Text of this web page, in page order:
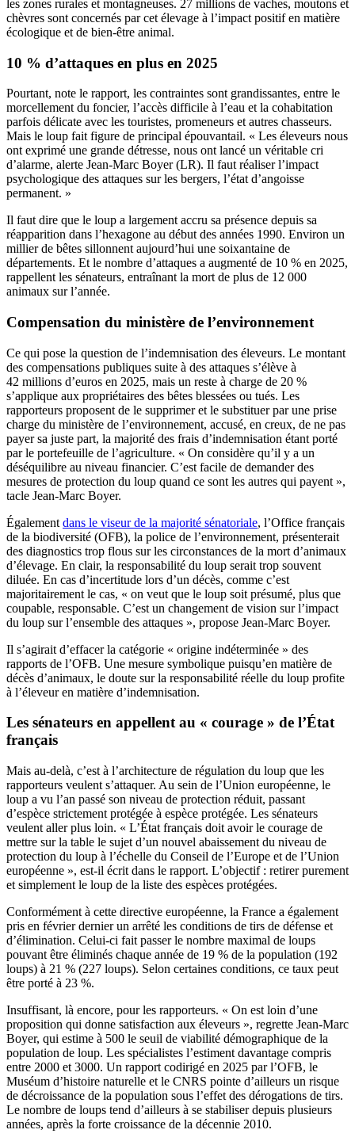
les zones rurales et montagneuses. 27 millions de vaches, moutons et
chèvres sont concernés par cet élevage à l’impact positif en matière
écologique et de bien-être animal.
10 % d’attaques en plus en 2025
Pourtant, note le rapport, les contraintes sont grandissantes, entre le
morcellement du foncier, l’accès difficile à l’eau et la cohabitation
parfois délicate avec les touristes, promeneurs et autres chasseurs.
Mais le loup fait figure de principal épouvantail. « Les éleveurs nous
ont exprimé une grande détresse, nous ont lancé un véritable cri
d’alarme, alerte Jean-Marc Boyer (LR). Il faut réaliser l’impact
psychologique des attaques sur les bergers, l’état d’angoisse
permanent. »
Il faut dire que le loup a largement accru sa présence depuis sa
réapparition dans l’hexagone au début des années 1990. Environ un
millier de bêtes sillonnent aujourd’hui une soixantaine de
départements. Et le nombre d’attaques a augmenté de 10 % en 2025,
rappellent les sénateurs, entraînant la mort de plus de 12 000
animaux sur l’année.
Compensation du ministère de l’environnement
Ce qui pose la question de l’indemnisation des éleveurs. Le montant
des compensations publiques suite à des attaques s’élève à
42 millions d’euros en 2025, mais un reste à charge de 20 %
s’applique aux propriétaires des bêtes blessées ou tués. Les
rapporteurs proposent de le supprimer et le substituer par une prise
charge du ministère de l’environnement, accusé, en creux, de ne pas
payer sa juste part, la majorité des frais d’indemnisation étant porté
par le portefeuille de l’agriculture. « On considère qu’il y a un
déséquilibre au niveau financier. C’est facile de demander des
mesures de protection du loup quand ce sont les autres qui payent »,
tacle Jean-Marc Boyer.
Également dans le viseur de la majorité sénatoriale, l’Office français
de la biodiversité (OFB), la police de l’environnement, présenterait
des diagnostics trop flous sur les circonstances de la mort d’animaux
d’élevage. En clair, la responsabilité du loup serait trop souvent
diluée. En cas d’incertitude lors d’un décès, comme c’est
majoritairement le cas, « on veut que le loup soit présumé, plus que
coupable, responsable. C’est un changement de vision sur l’impact
du loup sur l’ensemble des attaques », propose Jean-Marc Boyer.
Il s’agirait d’effacer la catégorie « origine indéterminée » des
rapports de l’OFB. Une mesure symbolique puisqu’en matière de
décès d’animaux, le doute sur la responsabilité réelle du loup profite
à l’éleveur en matière d’indemnisation.
Les sénateurs en appellent au « courage » de l’État
français
Mais au-delà, c’est à l’architecture de régulation du loup que les
rapporteurs veulent s’attaquer. Au sein de l’Union européenne, le
loup a vu l’an passé son niveau de protection réduit, passant
d’espèce strictement protégée à espèce protégée. Les sénateurs
veulent aller plus loin. « L’État français doit avoir le courage de
mettre sur la table le sujet d’un nouvel abaissement du niveau de
protection du loup à l’échelle du Conseil de l’Europe et de l’Union
européenne », est-il écrit dans le rapport. L’objectif : retirer purement
et simplement le loup de la liste des espèces protégées.
Conformément à cette directive européenne, la France a également
pris en février dernier un arrêté les conditions de tirs de défense et
d’élimination. Celui-ci fait passer le nombre maximal de loups
pouvant être éliminés chaque année de 19 % de la population (192
loups) à 21 % (227 loups). Selon certaines conditions, ce taux peut
être porté à 23 %.
Insuffisant, là encore, pour les rapporteurs. « On est loin d’une
proposition qui donne satisfaction aux éleveurs », regrette Jean-Marc
Boyer, qui estime à 500 le seuil de viabilité démographique de la
population de loup. Les spécialistes l’estiment davantage compris
entre 2000 et 3000. Un rapport codirigé en 2025 par l’OFB, le
Muséum d’histoire naturelle et le CNRS pointe d’ailleurs un risque
de décroissance de la population sous l’effet des dérogations de tirs.
Le nombre de loups tend d’ailleurs à se stabiliser depuis plusieurs
années, après la forte croissance de la décennie 2010.